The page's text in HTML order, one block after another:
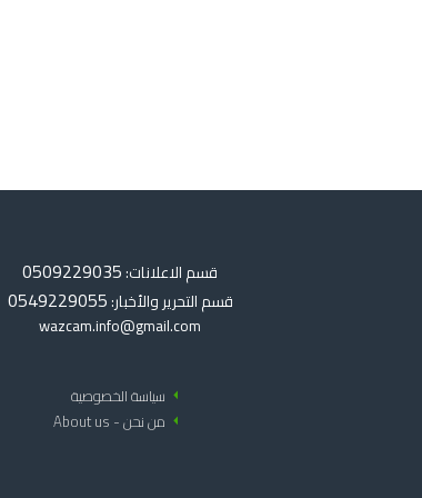
قسم الاعلانات: 0509229035
قسم التحرير والأخبار: 0549229055
wazcam.info@gmail.com
arrow_left سياسة الخصوصية
arrow_left من نحن - About us